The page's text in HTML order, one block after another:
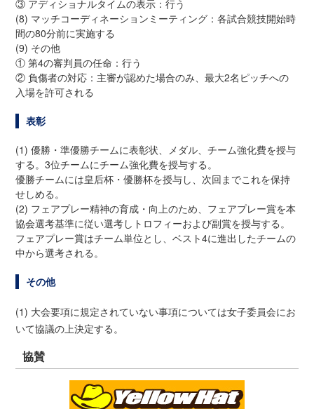
③ アディショナルタイムの表示：行う
(8) マッチコーディネーションミーティング：各試合競技開始時
間の80分前に実施する
(9) その他
① 第4の審判員の任命：行う
② 負傷者の対応：主審が認めた場合のみ、最大2名ピッチへの
入場を許可される
表彰
(1) 優勝・準優勝チームに表彰状、メダル、チーム強化費を授与
する。3位チームにチーム強化費を授与する。
優勝チームには皇后杯・優勝杯を授与し、次回までこれを保持
せしめる。
(2) フェアプレー精神の育成・向上のため、フェアプレー賞を本
協会選考基準に従い選考しトロフィーおよび副賞を授与する。
フェアプレー賞はチーム単位とし、ベスト4に進出したチームの
中から選考される。
その他
(1) 大会要項に規定されていない事項については女子委員会にお
いて協議の上決定する。
協賛